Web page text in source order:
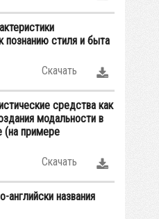
познанию стиля и быта
Скачать
средства как
модальности в
(на примере
Скачать
английски названия